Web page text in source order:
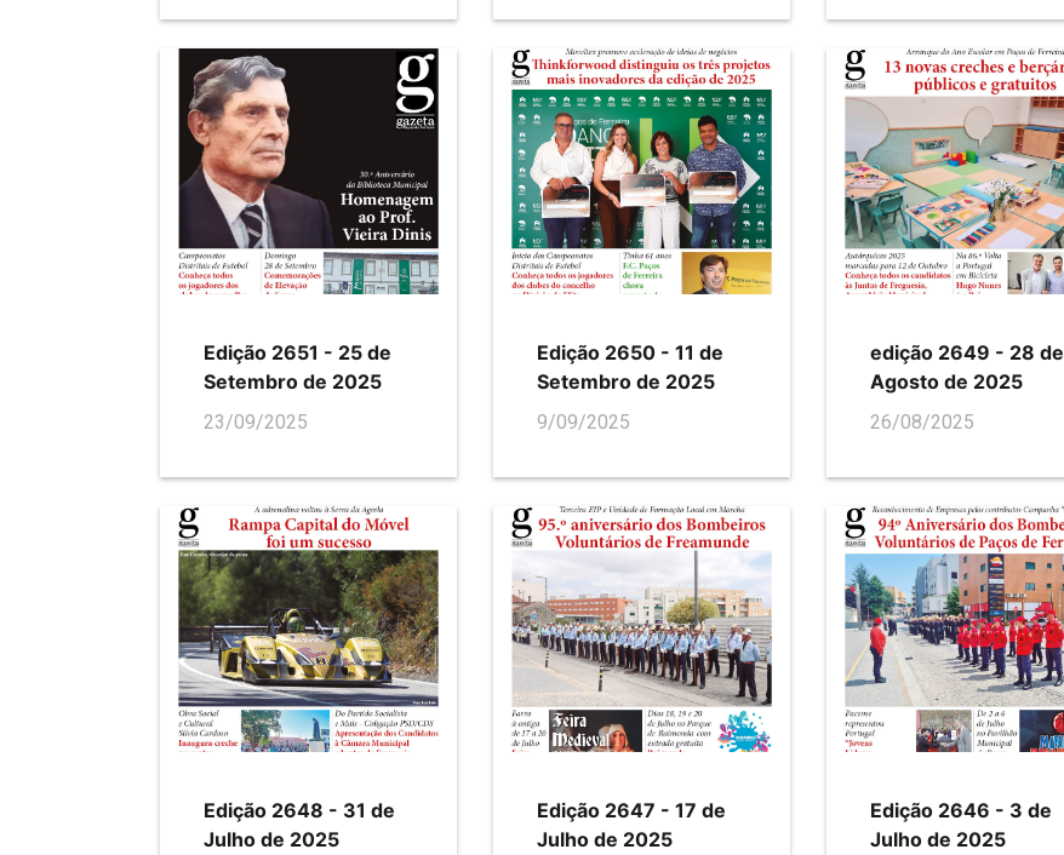
Edição 2651 - 25 de
Setembro de 2025
23/09/2025
Edição 2650 - 11 de
Setembro de 2025
9/09/2025
edição 2649 - 28 de
Agosto de 2025
26/08/2025
Edição 2648 - 31 de
Julho de 2025
Edição 2647 - 17 de
Julho de 2025
Edição 2646 - 3 de
Julho de 2025